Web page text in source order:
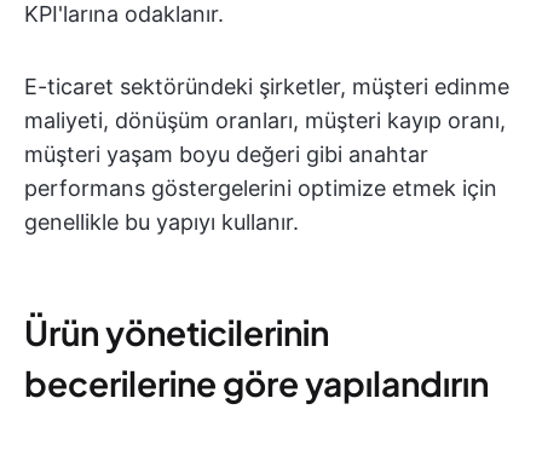
KPI'larına odaklanır.
E-ticaret sektöründeki şirketler, müşteri edinme
maliyeti, dönüşüm oranları, müşteri kayıp oranı,
müşteri yaşam boyu değeri gibi anahtar
performans göstergelerini optimize etmek için
genellikle bu yapıyı kullanır.
Ürün yöneticilerinin
becerilerine göre yapılandırın